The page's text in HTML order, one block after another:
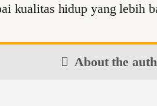
kualitas hidup yang lebih
About the